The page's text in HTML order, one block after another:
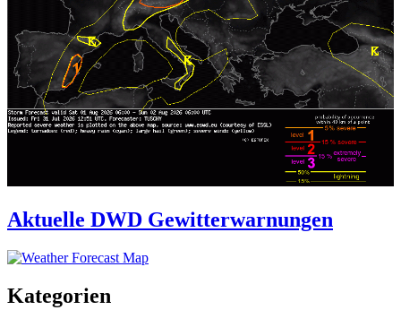
Aktuelle DWD Gewitterwarnungen
Kategorien